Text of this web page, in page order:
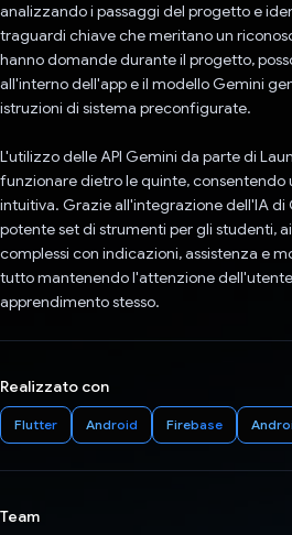
analizzando i passaggi del progetto e
traguardi chiave che meritano un
hanno domande durante il progetto,
all'interno dell'app e il modello Gemini
istruzioni di sistema preconfigurate.
L'utilizzo delle API Gemini da parte di
funzionare dietro le quinte,
intuitiva. Grazie all'integrazione dell'IA
potente set di strumenti per gli studenti,
complessi con indicazioni, assistenza e
tutto mantenendo l'attenzione
apprendimento stesso.
Realizzato con
Flutter Android Firebase
Team